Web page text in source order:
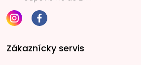
Zákaznícky servis